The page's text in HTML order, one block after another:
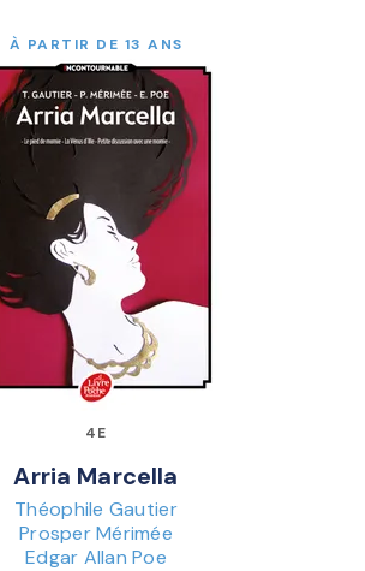
À PARTIR DE 13 ANS
4E
Arria Marcella
Théophile Gautier
Prosper Mérimée
Edgar Allan Poe